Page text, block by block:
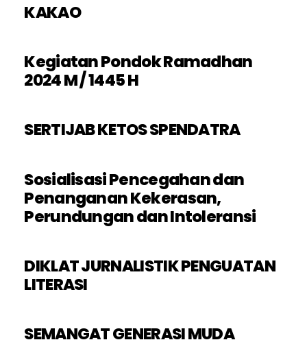
KAKAO
Kegiatan Pondok Ramadhan
2024 M / 1445 H
SERTIJAB KETOS SPENDATRA
Sosialisasi Pencegahan dan
Penanganan Kekerasan,
Perundungan dan Intoleransi
DIKLAT JURNALISTIK PENGUATAN
LITERASI
SEMANGAT GENERASI MUDA